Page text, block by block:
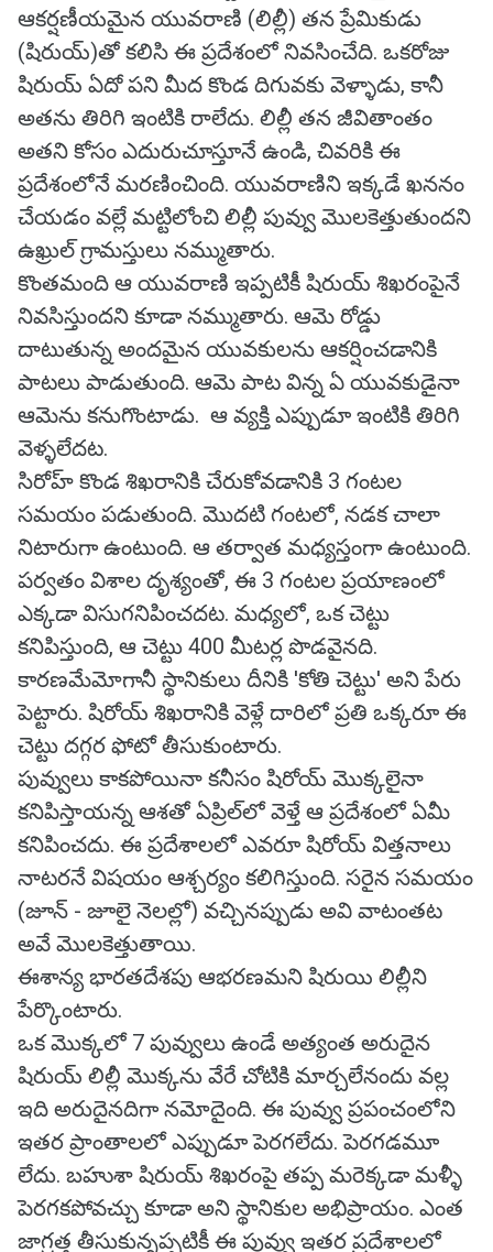
ఆకర్షణీయమైన యువరాణి (లిల్లీ) తన ప్రేమికుడు
(షిరుయ్)తో కలిసి ఈ ప్రదేశంలో నివసించేది. ఒకరోజు
షిరుయ్ ఏదో పని మీద కొండ దిగువకు వెళ్ళాడు, కానీ
అతను తిరిగి ఇంటికి రాలేదు. లిల్లీ తన జీవితాంతం
అతని కోసం ఎదురుచూస్తూనే ఉండి, చివరికి ఈ
ప్రదేశంలోనే మరణించింది. యువరాణిని ఇక్కడే ఖననం
చేయడం వల్లే మట్టిలోంచి లిల్లీ పువ్వు మొలకెత్తుతుందని
ఉఖ్రుల్ గ్రామస్తులు నమ్ముతారు.
కొంతమంది ఆ యువరాణి ఇప్పటికీ షిరుయ్ శిఖరంపైనే
నివసిస్తుందని కూడా నమ్ముతారు. ఆమె రోడ్డు
దాటుతున్న అందమైన యువకులను ఆకర్షించడానికి
పాటలు పాడుతుంది. ఆమె పాట విన్న ఏ యువకుడైనా
ఆమెను కనుగొంటాడు. ఆ వ్యక్తి ఎప్పుడూ ఇంటికి తిరిగి
వెళ్ళలేదట.
సిరోహ్ కొండ శిఖరానికి చేరుకోవడానికి 3 గంటల
సమయం పడుతుంది. మొదటి గంటలో, నడక చాలా
నిటారుగా ఉంటుంది. ఆ తర్వాత మధ్యస్తంగా ఉంటుంది.
పర్వతం విశాల దృశ్యంతో, ఈ 3 గంటల ప్రయాణంలో
ఎక్కడా విసుగనిపించదట. మధ్యలో, ఒక చెట్టు
కనిపిస్తుంది, ఆ చెట్టు 400 మీటర్ల పొడవైనది.
కారణమేమోగానీ స్థానికులు దీనికి 'కోతి చెట్టు' అని పేరు
పెట్టారు. షిరోయ్ శిఖరానికి వెళ్లే దారిలో ప్రతి ఒక్కరూ ఈ
చెట్టు దగ్గర ఫోటో తీసుకుంటారు.
పువ్వులు కాకపోయినా కనీసం షిరోయ్ మొక్కలైనా
కనిపిస్తాయన్న ఆశతో ఏప్రిల్‌లో వెళ్తే ఆ ప్రదేశంలో ఏమీ
కనిపించదు. ఈ ప్రదేశాలలో ఎవరూ షిరోయ్ విత్తనాలు
నాటరనే విషయం ఆశ్చర్యం కలిగిస్తుంది. సరైన సమయం
(జూన్ - జూలై నెలల్లో) వచ్చినప్పుడు అవి వాటంతట
అవే మొలకెత్తుతాయి.
ఈశాన్య భారతదేశపు ఆభరణమని షిరుయి లిల్లీని
పేర్కొంటారు.
ఒక మొక్కలో 7 పువ్వులు ఉండే అత్యంత అరుదైన
షిరుయ్ లిల్లీ మొక్కను వేరే చోటికి మార్చలేనందు వల్ల
ఇది అరుదైనదిగా నమోదైంది. ఈ పువ్వు ప్రపంచంలోని
ఇతర ప్రాంతాలలో ఎప్పుడూ పెరగలేదు. పెరగడమూ
లేదు. బహుశా షిరుయ్ శిఖరంపై తప్ప మరెక్కడా మళ్ళీ
పెరగకపోవచ్చు కూడా అని స్థానికుల అభిప్రాయం. ఎంత
జాగ్రత్త తీసుకున్నప్పటికీ ఈ పువ్వు ఇతర ప్రదేశాలలో